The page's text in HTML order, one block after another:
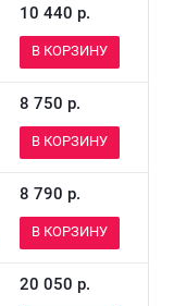
10 440 р.
В КОРЗИНУ
8 750 р.
В КОРЗИНУ
8 790 р.
В КОРЗИНУ
20 050 р.